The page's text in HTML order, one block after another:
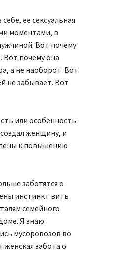
ее сексуальная
моментами, в
Вот почему
Вот почему она
а не наоборот. Вот
не забывает. Вот
или особенность
женщину, и
к повышению
заботятся о
инстинкт вить
семейного
Я знаю
мусоровозов во
женская забота о